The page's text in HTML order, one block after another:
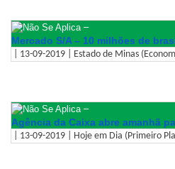
–
Mercado S/A – 10 milhões de
| 13-09-2019 | Estado de Minas
–
Agência da Caixa abre amanhã
| 13-09-2019 | Hoje em Dia (Primeiro